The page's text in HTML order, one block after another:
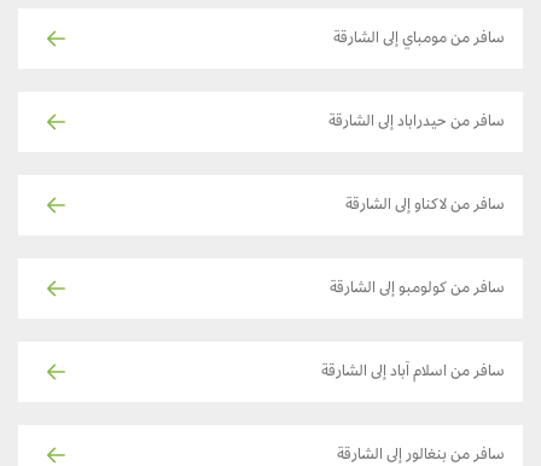
سافر من مومباي إلى الشارقة
سافر من حيدراباد إلى الشارقة
سافر من لاكناو إلى الشارقة
سافر من كولومبو إلى الشارقة
سافر من اسلام آباد إلى الشارقة
سافر من بنغالور إلى الشارقة